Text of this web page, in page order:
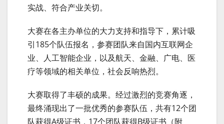
实战、符合产业关切。
大赛在各主办单位的大力支持和指导下，累计吸
引185个队伍报名，参赛团队来自国内互联网企
业、人工智能企业，以及航天、金融、广电、医
疗等领域的相关单位，社会反响热烈。
大赛取得了丰硕的成果。经过激烈的竞赛角逐，
最终涌现出了一批优秀的参赛队伍，共有12个团
队获得A级证书，17个团队获得B级证书（附